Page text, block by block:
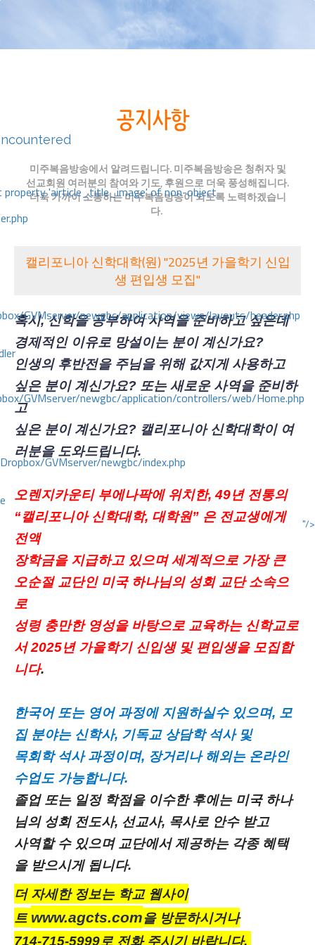
property 'airticle_title_image' of non-object
GVMserver/newgbc/application/views/layouts/header.php
GVMserver/newgbc/application/controllers/web/Home.php
GVMserver/newgbc/index.php
"/>
미주복음방송에서 알려드립니다. 미주복음방송은 청취자 및
선교회원 여러분의 참여와 기도, 후원으로 더욱 풍성해집니다.
더욱 가까이 소통하는 미주복음방송이 되도록 노력하겠습니
다.
캘리포니아 신학대학(원) "2025년 가을학기 신입
생 편입생 모집"
혹시, 신학을 공부하여 사역을 준비하고 싶은데
경제적인 이유로 망설이는 분이 계신가요?
인생의 후반전을 주님을 위해 값지게 사용하고
싶은 분이 계신가요? 또는 새로운 사역을 준비하
고
싶은 분이 계신가요? 캘리포니아 신학대학이 여
러분을 도와드립니다.
오렌지카운티 부에나팍에 위치한, 49년 전통의
“캘리포니아 신학대학, 대학원” 은 전교생에게
전액
장학금을 지급하고 있으며 세계적으로 가장 큰
오순절 교단인 미국 하나님의 성회 교단 소속으
로
성령 충만한 영성을 바탕으로 교육하는 신학교로
서 2025년 가을학기 신입생 및 편입생을 모집합
니다.
한국어 또는 영어 과정에 지원하실수 있으며, 모
집 분야는 신학사, 기독교 상담학 석사 및
목회학 석사 과정이며, 장거리나 해외는 온라인
수업도 가능합니다.
졸업 또는 일정 학점을 이수한 후에는 미국 하나
님의 성회 전도사, 선교사, 목사로 안수 받고
사역할 수 있으며 교단에서 제공하는 각종 혜택
을 받으시게 됩니다.
더 자세한 정보는 학교 웹사이
트 www.agcts.com을 방문하시거나
714-715-5999로 전화 주시기 바랍니다.